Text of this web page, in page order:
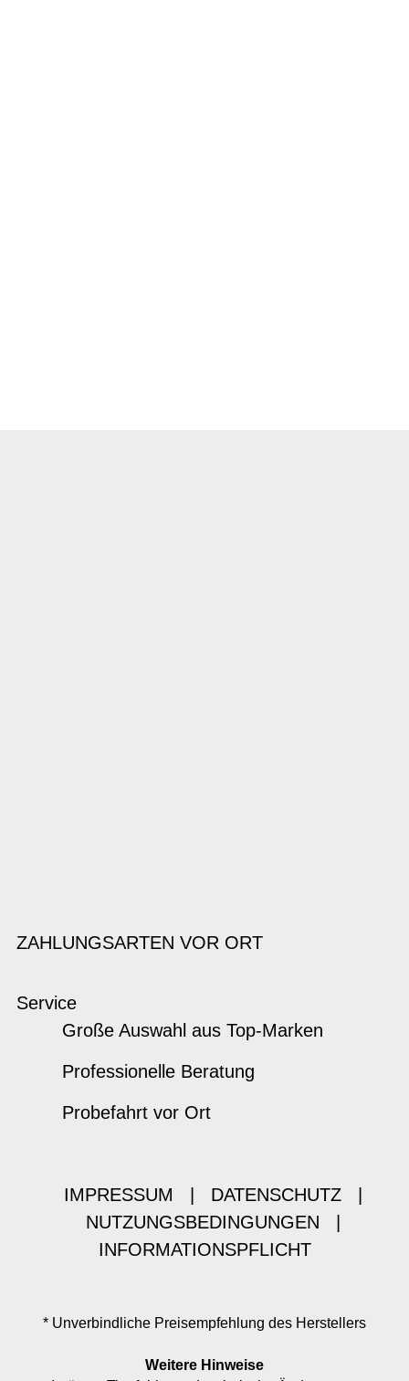
ZAHLUNGSARTEN VOR ORT
Service
Große Auswahl aus Top-Marken
Professionelle Beratung
Probefahrt vor Ort
IMPRESSUM DATENSCHUTZ
NUTZUNGSBEDINGUNGEN
INFORMATIONSPFLICHT
* Unverbindliche Preisempfehlung des Herstellers
Weitere Hinweise